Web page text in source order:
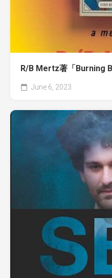
R/B Mertz著「Burning
June 6, 2023